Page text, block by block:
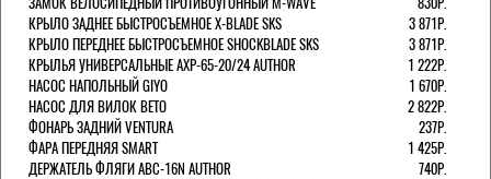
КРЫЛО ЗАДНЕЕ БЫСТРОСЪЕМНОЕ X-BLADE SKS
3 871Р.
КРЫЛО ПЕРЕДНЕЕ БЫСТРОСЪЕМНОЕ SHOCKBLADE SKS
3 871Р.
КРЫЛЬЯ УНИВЕРСАЛЬНЫЕ AXP-65-20/24 AUTHOR
1 222Р.
НАСОС НАПОЛЬНЫЙ GIYO
1 670Р.
НАСОС ДЛЯ ВИЛОК ВЕТО
2 822Р.
ФОНАРЬ ЗАДНИЙ VENTURA
237Р.
ФАРА ПЕРЕДНЯЯ SMART
1 425Р.
ДЕРЖАТЕЛЬ ФЛЯГИ ABC-16N AUTHOR
740Р.